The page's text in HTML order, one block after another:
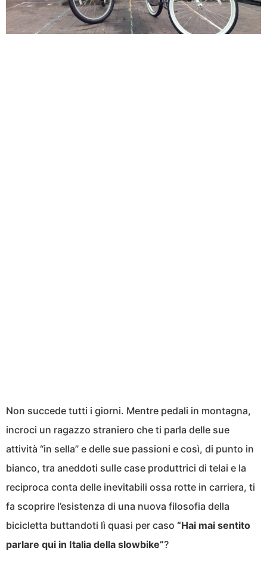
Non succede tutti i giorni. Mentre pedali in montagna,
incroci un ragazzo straniero che ti parla delle sue
attività “in sella” e delle sue passioni e così, di punto in
bianco, tra aneddoti sulle case produttrici di telai e la
reciproca conta delle inevitabili ossa rotte in carriera, ti
fa scoprire l’esistenza di una nuova filosofia della
bicicletta buttandoti lì quasi per caso “Hai mai sentito
parlare qui in Italia della slowbike”?